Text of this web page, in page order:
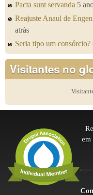
Pacta sunt servanda 5
Reajuste Anaul de
atrás
Seria tipo um consórcio?
Visitantes no
em